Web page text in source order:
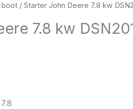
boot / Starter John Deere 7.8 kw
7.8 kw